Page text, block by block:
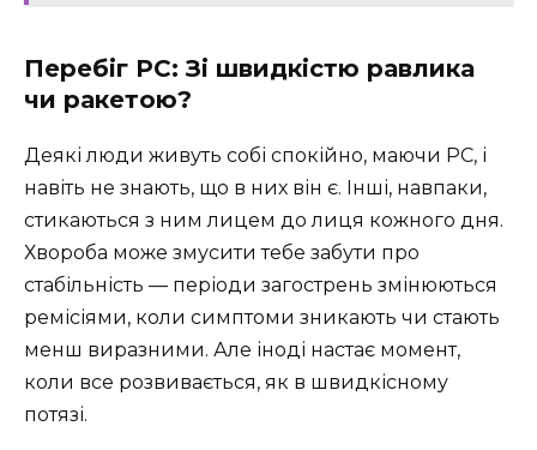
Перебіг РС: Зі швидкістю равлика
чи ракетою?
Деякі люди живуть собі спокійно, маючи РС, і
навіть не знають, що в них він є. Інші, навпаки,
стикаються з ним лицем до лиця кожного дня.
Хвороба може змусити тебе забути про
стабільність — періоди загострень змінюються
ремісіями, коли симптоми зникають чи стають
менш виразними. Але іноді настає момент,
коли все розвивається, як в швидкісному
потязі.